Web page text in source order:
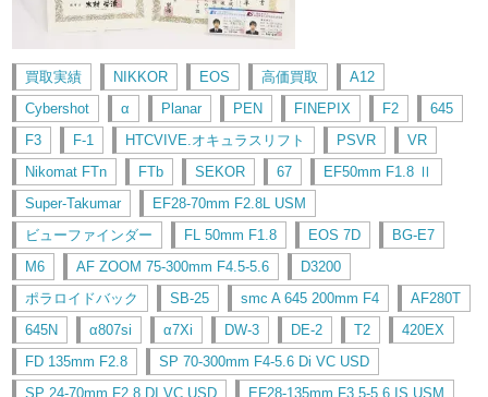
買取実績 NIKKOR EOS 高価買取
A12
Cybershot
α Planar PEN FINEPIX F2
645
F3
F-1 HTCVIVE.オキュラスリフト PSVR
VR
Nikomat FTn
FTb SEKOR 67
EF50mm F1.8 Ⅱ
Super-Takumar
EF28-70mm F2.8L USM
ビューファインダー
FL 50mm F1.8 EOS 7D
BG-E7
M6
AF ZOOM 75-300mm F4.5-5.6
D3200
ポラロイドバック
SB-25 smc A 645 200mm F4
AF280T
645N
α807si α7Xi DW-3 DE-2 T2
420EX
FD 135mm F2.8
SP 70-300mm F4-5.6 Di VC USD
SP 24-70mm F2.8 DI VC USD
EF28-135mm F3.5-5.6 IS USM